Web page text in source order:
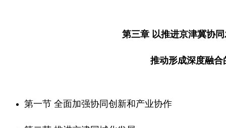
第三章 以推进京津冀协
推动形成深度融合
第一节 全面加强协同创新和产业协作